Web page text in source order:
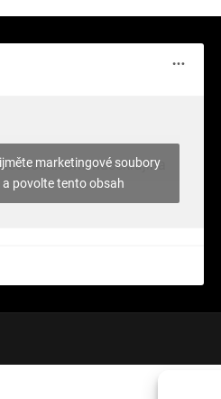
nasekrajina
marketingové soubory
a povolte tento obsah